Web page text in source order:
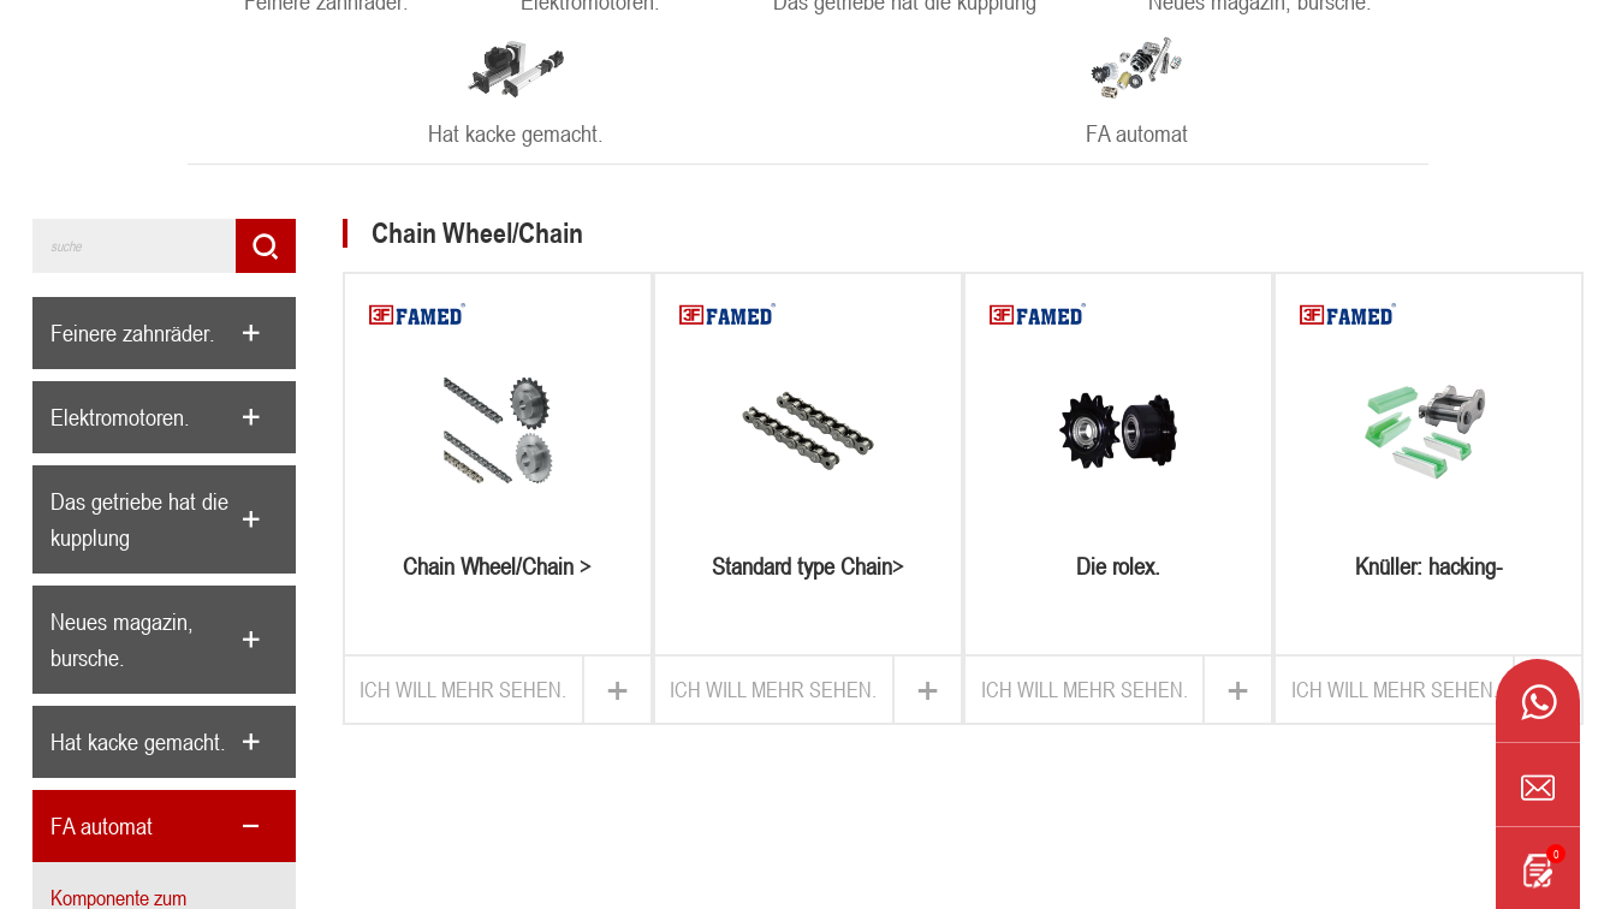
Hat kacke gemacht. FA automat
Feinere zahnräder.
Elektromotoren.
Das getriebe hat die
kupplung
Neues magazin,
bursche.
Hat kacke gemacht.
FA automat
Komponente zum
Chain Wheel/Chain
Chain Wheel/Chain >
+
ICH WILL MEHR SEHEN.
Standard type Chain>
+
ICH WILL MEHR SEHEN.
Die rolex.
+
ICH WILL MEHR SEHEN.
Knüller: hacking-
+
ICH WILL MEHR SEHEN.
0